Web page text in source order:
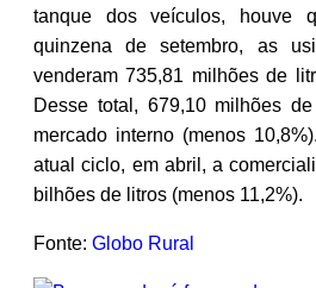
tanque dos veículos, houve
quinzena de setembro, as
venderam 735,81 milhões de
Desse total, 679,10 milhões
mercado interno (menos
atual ciclo, em abril, a
bilhões de litros (menos 11,2%).
Fonte: Globo Rural